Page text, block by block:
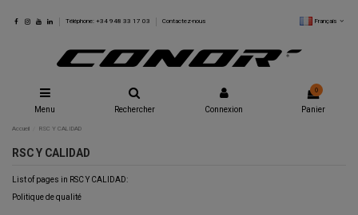
Téléphone: +34 948 33 17 03 Contactez-nous Français
Menu Rechercher Connexion
0
Panier
Accueil RSC Y CALIDAD
RSC Y CALIDAD
List of pages in RSC Y CALIDAD:
Politique de qualité